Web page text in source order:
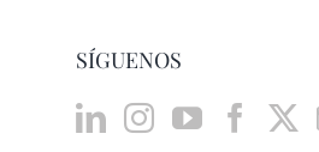
SÍGUENOS